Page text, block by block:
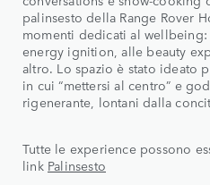
palinsesto della Range Rover
momenti dedicati al
energy ignition, alle beauty
altro. Lo spazio è stato ideato
in cui “mettersi al centro” e
rigenerante, lontani dalla
Tutte le experience possono
link Palinsesto